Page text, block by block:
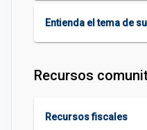
Entienda el tema de
Recursos
Recursos fiscales